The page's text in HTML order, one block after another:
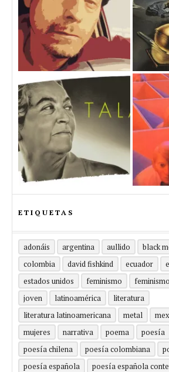
ETIQUETAS
adonáis argentina aullido black
colombia
david fishkind ecuador
estados unidos
feminismo
joven
latinoamérica
literatura
literatura latinoamericana
metal
mujeres
narrativa poema poesía
poesía chilena
poesía colombiana
poesía española
poesía española